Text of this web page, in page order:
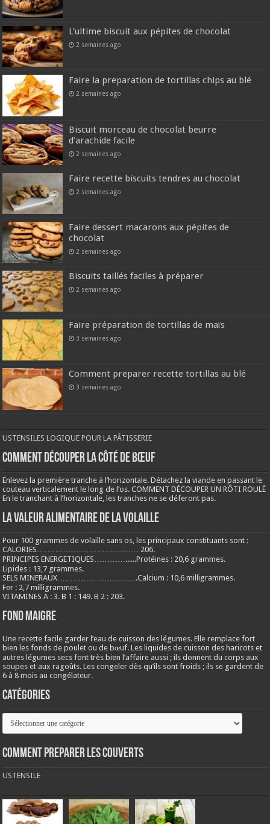
L’ultime biscuit aux pépites de chocolat
2 semaines ago
Faire la preparation de tortillas chips au blé
2 semaines ago
Biscuit morceau de chocolat beurre
d’arachide facile
2 semaines ago
Faire recette biscuits tendres au chocolat
2 semaines ago
Faire dessert macarons aux pépites de
chocolat
2 semaines ago
Biscuits taillés faciles à préparer
2 semaines ago
Faire préparation de tortillas de maïs
3 semaines ago
Comment preparer recette tortillas au blé
3 semaines ago
USTENSILES LOGIQUE POUR LA PÂTISSERIE
COMMENT DÉCOUPER LA CÔTÉ DE BŒUF
Enlevez la première tranche à l’horizontale. Détachez la viande en passant le
couteau verticalement le long de l’os. COMMENT DÉCOUPER UN RÔTI ROULÉ
En le tranchant à l’horizontale, les tranches ne se déferont pas.
LA VALEUR ALIMENTAIRE DE LA VOLAILLE
Pour 100 grammes de volaille sans os, les principaux constituants sont :
CALORIES………………………………… 206.
PRINCIPES ENERGETIQUES…………......Protéines : 20,6 grammes.
Lipides : 13,7 grammes.
SELS MINERAUX………………………….Calcium : 10,6 milligrammes.
Fer : 2,7 milligrammes.
VITAMINES A : 3. B 1 : 149. B 2 : 203.
Fond maigre
Une recette facile garder l’eau de cuisson des légumes. Elle remplace fort
bien les fonds de poulet ou de bœuf. Les liquides de cuisson des haricots et
autres légumes secs font très bien l’affaire aussi ; ils donnent du corps aux
soupes et aux ragoûts. Les congeler dès qu’ils sont froids ; ils se gardent de
6 à 8 mois au congélateur.
Catégories
Catégories
COMMENT PREPARER LES COUVERTS
USTENSILE